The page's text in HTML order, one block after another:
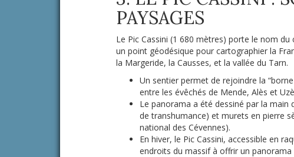
PAYSAGES
Le Pic Cassini (1 680 mètres) porte le nom
un point géodésique pour cartographier la
la Margeride, la Causses, et la vallée du Tarn.
Un sentier permet de rejoindre la
entre les évêchés de Mende, Alès et
Le panorama a été dessiné par la main
de transhumance) et murets en pierre
national des Cévennes).
En hiver, le Pic Cassini, accessible en
endroits du massif à offrir un